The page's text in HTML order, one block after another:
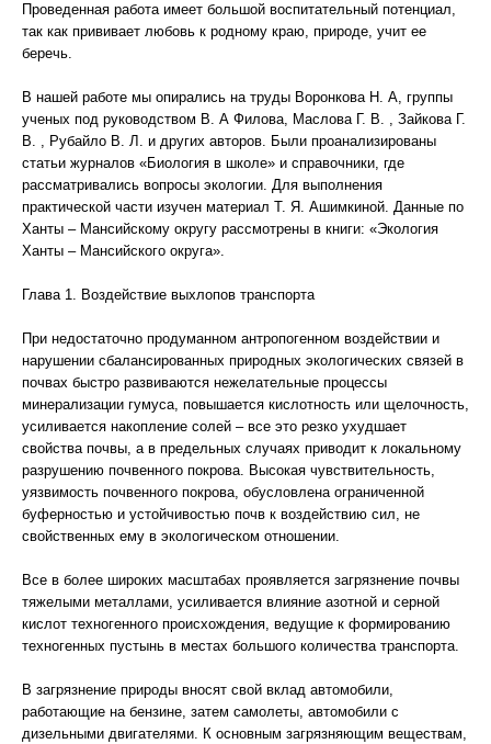
Проведенная работа имеет большой воспитательный потенциал,
так как прививает любовь к родному краю, природе, учит ее
беречь.
В нашей работе мы опирались на труды Воронкова Н. А, группы
ученых под руководством В. А Филова, Маслова Г. В. , Зайкова Г.
В. , Рубайло В. Л. и других авторов. Были проанализированы
статьи журналов «Биология в школе» и справочники, где
рассматривались вопросы экологии. Для выполнения
практической части изучен материал Т. Я. Ашимкиной. Данные по
Ханты – Мансийскому округу рассмотрены в книги: «Экология
Ханты – Мансийского округа».
Глава 1. Воздействие выхлопов транспорта
При недостаточно продуманном антропогенном воздействии и
нарушении сбалансированных природных экологических связей в
почвах быстро развиваются нежелательные процессы
минерализации гумуса, повышается кислотность или щелочность,
усиливается накопление солей – все это резко ухудшает
свойства почвы, а в предельных случаях приводит к локальному
разрушению почвенного покрова. Высокая чувствительность,
уязвимость почвенного покрова, обусловлена ограниченной
буферностью и устойчивостью почв к воздействию сил, не
свойственных ему в экологическом отношении.
Все в более широких масштабах проявляется загрязнение почвы
тяжелыми металлами, усиливается влияние азотной и серной
кислот техногенного происхождения, ведущие к формированию
техногенных пустынь в местах большого количества транспорта.
В загрязнение природы вносят свой вклад автомобили,
работающие на бензине, затем самолеты, автомобили с
дизельными двигателями. К основным загрязняющим веществам,